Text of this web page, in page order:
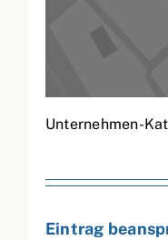
Unternehmen-
Eintrag